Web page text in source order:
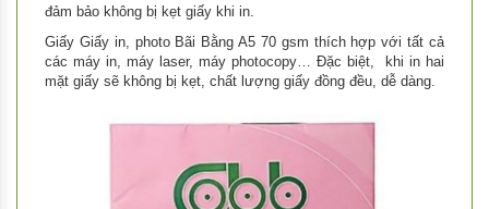
đảm bảo không bị kẹt giấy khi in.
Giấy Giấy in, photo Bãi Bằng A5 70 gsm thích hợp với tất cả
các máy in, máy laser, máy photocopy… Đặc biệt, khi in hai
mặt giấy sẽ không bị kẹt, chất lượng giấy đồng đều, dễ dàng.